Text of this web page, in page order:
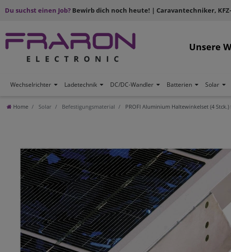
Du suchst einen Job? Bewirb dich noch heute! | Caravantechniker,
Unsere
Wechselrichter Ladetechnik DC/DC-Wandler Batterien Solar
Home Solar Befestigungsmaterial PROFI Aluminium Haltewinkelset (4